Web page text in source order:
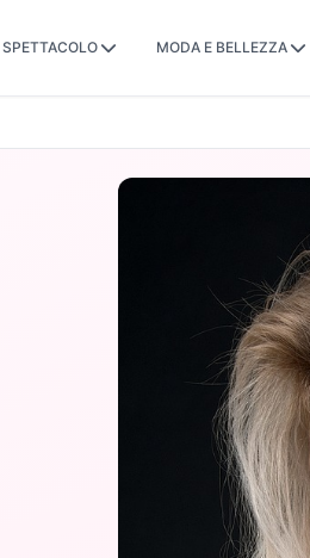
SPETTACOLO MODA E BELLEZZA